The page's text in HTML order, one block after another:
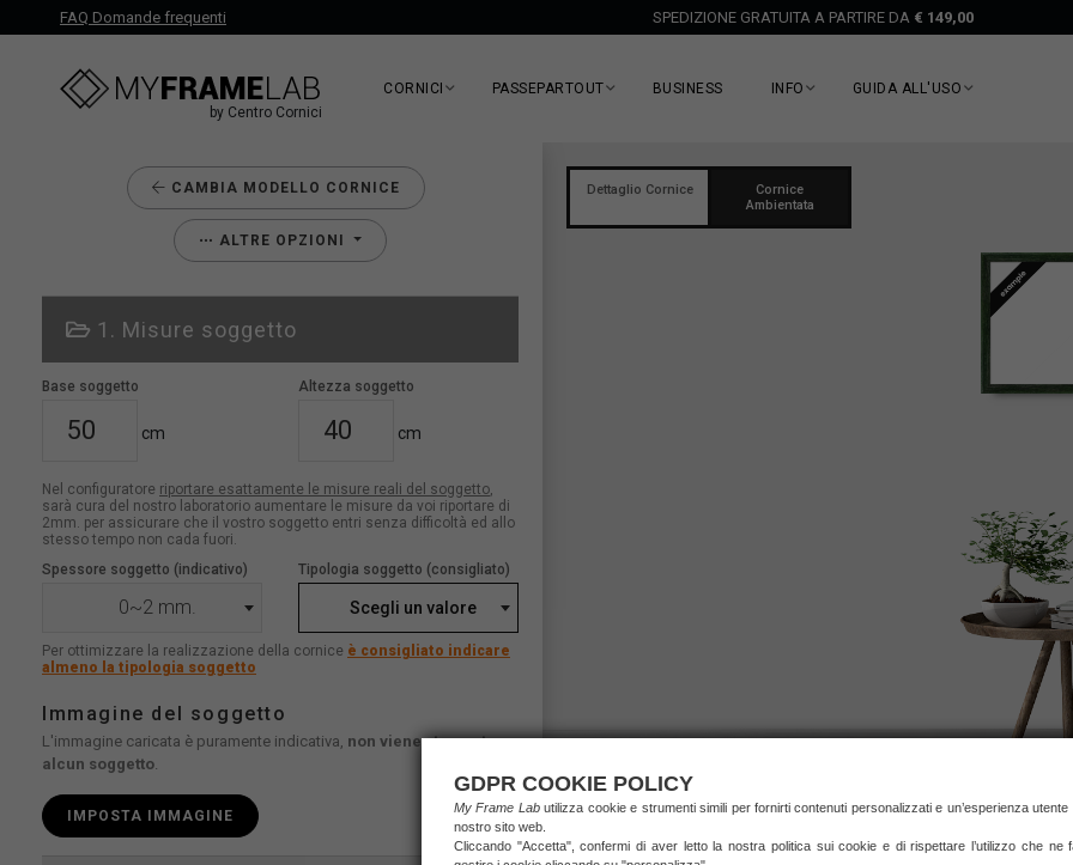
FAQ Domande frequenti SPEDIZIONE GRATUITA A PARTIRE DA € 149,00
by Centro Cornici
CORNICI PASSEPARTOUT BUSINESS INFO GUIDA ALL'USO
CAMBIA MODELLO CORNICE
ALTRE OPZIONI
1. Misure soggetto
Base soggetto
cm
Altezza soggetto
cm
Nel configuratore riportare esattamente le misure reali del soggetto,
sarà cura del nostro laboratorio aumentare le misure da voi riportare di
2mm. per assicurare che il vostro soggetto entri senza difficoltà ed allo
stesso tempo non cada fuori.
Spessore soggetto (indicativo)
0~2 mm.
Tipologia soggetto (consigliato)
Scegli un valore
Per ottimizzare la realizzazione della cornice è consigliato indicare
almeno la tipologia soggetto
Immagine del soggetto
L'immagine caricata è puramente indicativa, non viene stampato
alcun soggetto.
IMPOSTA IMMAGINE
Dettaglio Cornice
Cornice
Ambientata
GDPR COOKIE POLICY
My Frame Labutilizza cookie e strumenti simili per fornirti contenuti personalizzati e un’esperienza utente
nostro sito web.
Cliccando "Accetta", confermi di aver letto la nostra politica sui cookie e di rispettare l’utilizzo che ne